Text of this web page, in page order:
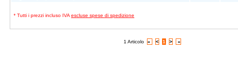
* Tutti i prezzi incluso IVA escluse spese di spedizione
1 Articolo « < 1 > »